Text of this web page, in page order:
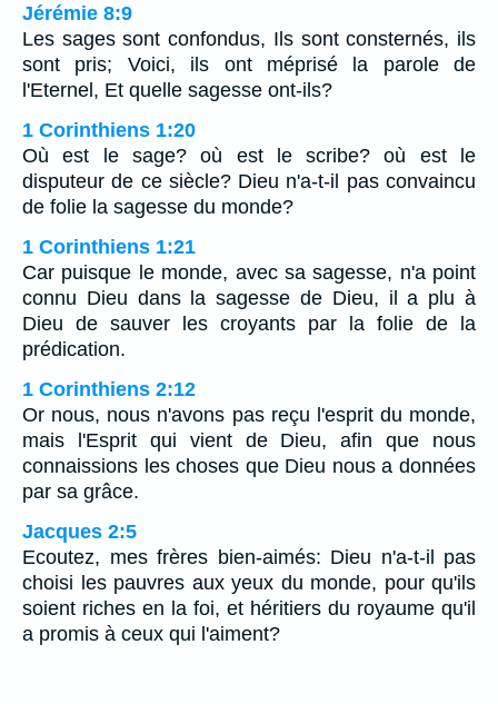
Jérémie 8:9
Les sages sont confondus, Ils sont consternés, ils
sont pris; Voici, ils ont méprisé la parole de
l'Eternel, Et quelle sagesse ont-ils?
1 Corinthiens 1:20
Où est le sage? où est le scribe? où est le
disputeur de ce siècle? Dieu n'a-t-il pas convaincu
de folie la sagesse du monde?
1 Corinthiens 1:21
Car puisque le monde, avec sa sagesse, n'a point
connu Dieu dans la sagesse de Dieu, il a plu à
Dieu de sauver les croyants par la folie de la
prédication.
1 Corinthiens 2:12
Or nous, nous n'avons pas reçu l'esprit du monde,
mais l'Esprit qui vient de Dieu, afin que nous
connaissions les choses que Dieu nous a données
par sa grâce.
Jacques 2:5
Ecoutez, mes frères bien-aimés: Dieu n'a-t-il pas
choisi les pauvres aux yeux du monde, pour qu'ils
soient riches en la foi, et héritiers du royaume qu'il
a promis à ceux qui l'aiment?